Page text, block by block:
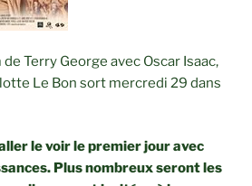
Terry George avec Oscar Isaac,
Le Bon sort mercredi 29 dans
le voir le premier jour avec
Plus nombreux seront les